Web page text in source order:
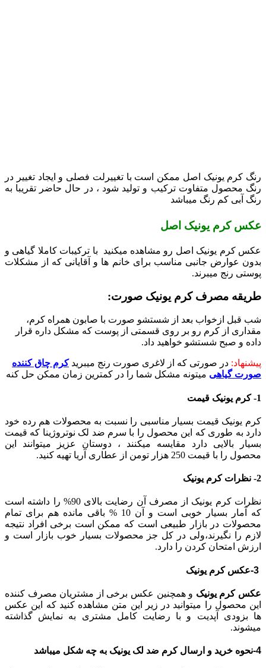
رنگ کرم یونیک اصل ممکن است با تغییرلت فصلی و ایجاد تغییر در
رنگ محصول متفاوت ترکیب و تولید شود ، در حال حاضر تقریبا به
رنگ آبی کم رنگ میباشد
عکس کرم یونیک اصل
عکس کرم یونیک اصل رو مشاهده میکنید با ترکیبات کاملا گیاهی و
بدون عوارض جانبی مناسب برای خانم ها و آقایانی که از مشکلات
پوستی رنج میبرند.
طریقه مصرف کرم یونیک صورت:
شب قبل ازخواب بعد از شستشو صورت با صابون همراه کرم،
مقداری از کرم رو بر روی قسمتی از پوست که مشکل داره قرار
داده و صبح شستشو خواهید داد.
پیشنهاد: در صورتی که از لاغری صورت رنج میبریدکرم چاق کننده
صورت گیاهی میتونه مشکل شما را در کمترین زمان ممکن حل کنه
1- کرم یونیک قیمت
کرم یونیک قیمت بسیار مناسبی را نسبت به محصولات هم رده خود
دارد به طوری که این محصول را با سرم ضد لک نوتروژینا که قیمت
بسیار بالایی دارد مقایسه میکنند ، دوستان عزیز میتوانند این
محصول را با قیمت 250 هزار تومن از عطاری آریا تهیه کنید.
2- نظرات کرم یونیک
نظرات کرم یونیک از مصرف آن رضایت بالای 90% را داشته است
که آمار بسیار خوبی است و آن 10 % باقی مانده هم برای تمام
محصولات در بازار طبیعی است که ممکن است برخی افراد نتیجه
لازم را نگیرند،ولی در کل جز محصولات بسیار خوب بازار است و
ارزش امتحان کردن را دارد.
عکس کرم یونیک و همچنین عکس برخی از مشتریان مصرف کننده
این محصول را میتوانید در زیر این متن مشاهده کنید که این عکس
ها بزودی آپدیت و با رضایت کامل مشتری به نمایش گذاشته
میشوند.
4-نحوه خرید و ارسال کرم ضد لک یونیک به چه شکل میباشد